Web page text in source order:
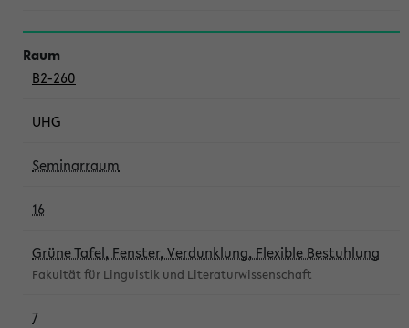
B2-260
UHG
Seminarraum
16
Grüne Tafel, Fenster, Verdunklung, Flexible Bestuhlung
Fakultät für Linguistik und Literaturwissenschaft
7